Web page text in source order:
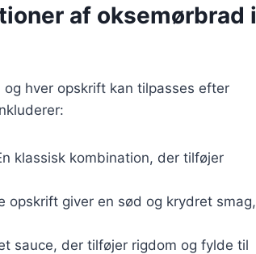
af oksemørbrad i
hver opskrift kan tilpasses efter
klassisk kombination, der tilføjer
opskrift giver en sød og krydret smag,
sauce, der tilføjer rigdom og fylde til